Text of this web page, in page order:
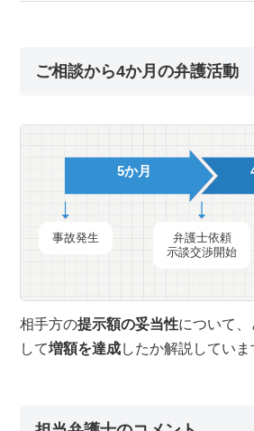
ご相談から4か月の弁護活動
5か月
事故発生
弁護士依頼
示談交渉開始
相手方の提示額の妥当性について
して増額を達成したか解説していま